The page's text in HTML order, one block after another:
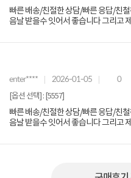
빠른 배송/친절한 상담/빠른 응답/친
음날 받을수 잇어서 좋습니다 그리고
enter**** 2026-01-05 0
[옵션 선택] : [5557]
빠른 배송/친절한 상담/빠른 응답/친
음날 받을수 잇어서 좋습니다 그리고